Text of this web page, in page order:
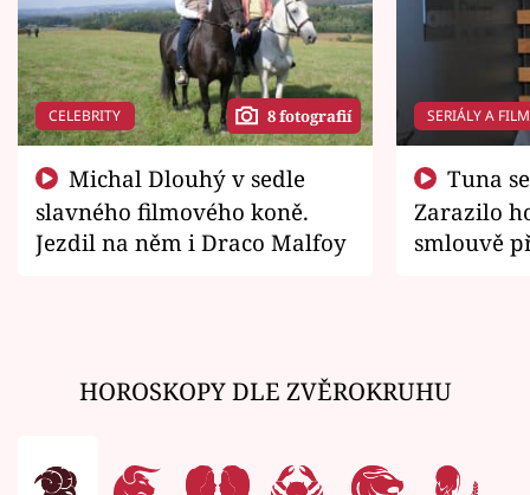
CELEBRITY 8 fotografií
slavného filmového koně.
Jezdil na něm i Draco Malfoy
SERIÁLY A
Zarazilo
smlouvě
HOROSKOPY DLE ZVĚROKRUHU